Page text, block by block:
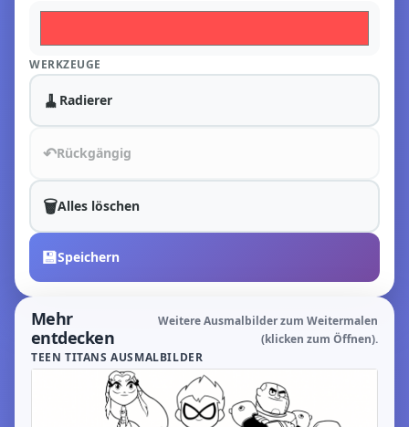
WERKZEUGE
🧹 Radierer
↶Rückgängig
🗑️Alles löschen
💾Speichern
Mehr
entdecken
Weitere Ausmalbilder zum Weitermalen
(klicken zum Öffnen).
TEEN TITANS AUSMALBILDER